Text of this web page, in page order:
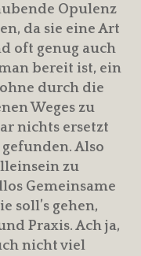
Opulenz
da sie eine Art
oft genug auch
bereit ist, ein
durch die
Weges zu
nichts ersetzt
Also
zu
Gemeinsame
soll’s gehen,
Praxis. Ach ja,
nicht viel